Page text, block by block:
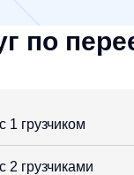
по
1 грузчиком
2 грузчиками